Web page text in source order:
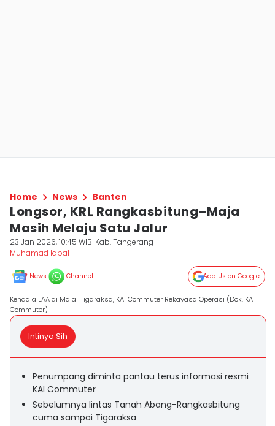
Home News Banten
Longsor, KRL Rangkasbitung–Maja
Masih Melaju Satu Jalur
23 Jan 2026, 10:45 WIB Kab. Tangerang
Muhamad Iqbal
News Channel Add Us on Google
Kendala LAA di Maja–Tigaraksa, KAI Commuter Rekayasa Operasi (Dok. KAI
Commuter)
Intinya Sih
Penumpang diminta pantau terus informasi resmi
KAI Commuter
Sebelumnya lintas Tanah Abang-Rangkasbitung
cuma sampai Tigaraksa